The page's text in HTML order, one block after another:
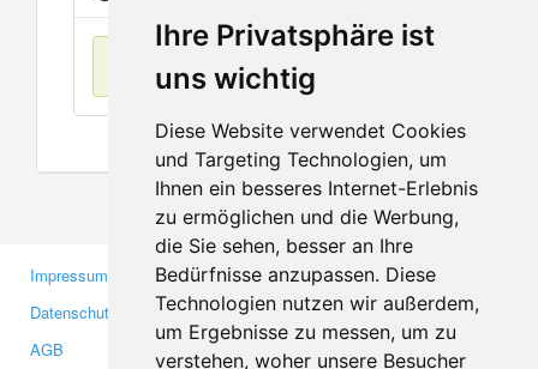
Ihre Privatsphäre ist
uns wichtig
Diese Website verwendet Cookies
und Targeting Technologien, um
Ihnen ein besseres Internet-Erlebnis
zu ermöglichen und die Werbung,
die Sie sehen, besser an Ihre
Bedürfnisse anzupassen. Diese
Technologien nutzen wir außerdem,
um Ergebnisse zu messen, um zu
verstehen, woher unsere Besucher
Keine Einträge
Impressum
Datenschutzerklärung
AGB
Gewerbetreibende
Investoren